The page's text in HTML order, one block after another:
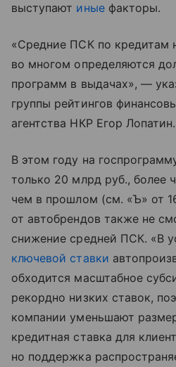
выступают иныефакторы.
«Средние ПСК по кредитам
во многом определяются
программ в выдачах», —
группы рейтингов
агентства НКР Егор Лопатин.
В этом году на
только 20 млрд руб., более
чем в прошлом (см. «Ъ» от
от автобрендов также не
снижение средней ПСК. «В
ключевой ставки
обходится масштабное
рекордно низких ставок,
компании уменьшают
кредитная ставка для
но поддержка